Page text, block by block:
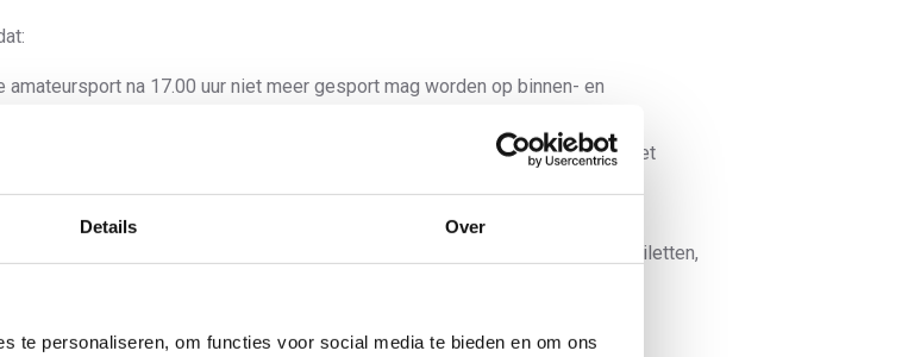
Details Over
te personaliseren, om functies voor social media te bieden en om ons
amateursport na 17.00 uur niet meer gesport mag worden op binnen- en
buiten sporten in de openbare ruimte na 17.00 uur wel is toegestaan (Met
en wedstrijden voor topsporters ook in de avond mogelijk zijn
binnenruimtes van sportlocaties, zoals sportkantines, kleedkamers en toiletten,
aanwezig mag zijn bij amateursport en professionele sport